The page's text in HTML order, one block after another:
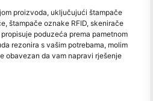
proizvoda, uključujući štampače
štampače oznake RFID, skenirače
poduzeća prema pametnom
rezonira s vašim potrebama, molim
obavezan da vam napravi rješenje